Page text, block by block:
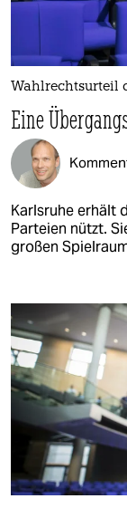
Wahlrechtsurteil
Eine
Karlsruhe erhält
Parteien nützt.
großen